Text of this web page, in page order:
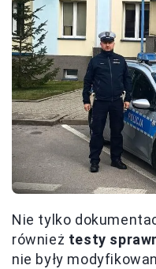
Nie tylko
również testy
nie były